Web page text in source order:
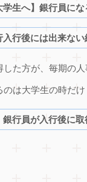
学生へ】銀行員に
入行後には出来ない
した方が、毎期の
は大学生の時だけ
銀行員が入行後に